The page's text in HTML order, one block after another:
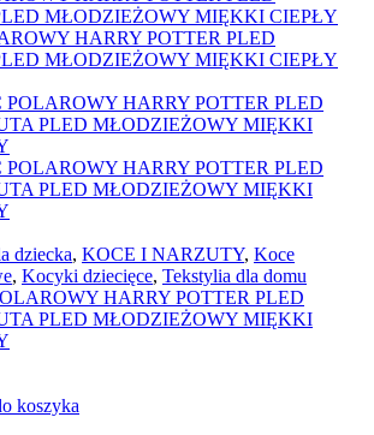
dziecka, KOCE I NARZUTY, Koce
, Kocyki dziecięce, Tekstylia dla domu
HARRY POTTER PLED
PLED MŁODZIEŻOWY MIĘKKI
koszyka